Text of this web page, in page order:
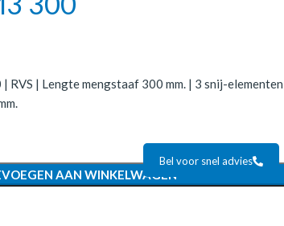
| Lengte mengstaaf 300 mm. | 3 snij-
AAN WINKELWAGEN
Bel voor snel advies